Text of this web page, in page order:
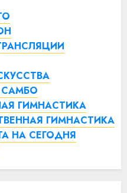
ГИМНАСТИКА
ГИМНАСТИКА
НА СЕГОДНЯ